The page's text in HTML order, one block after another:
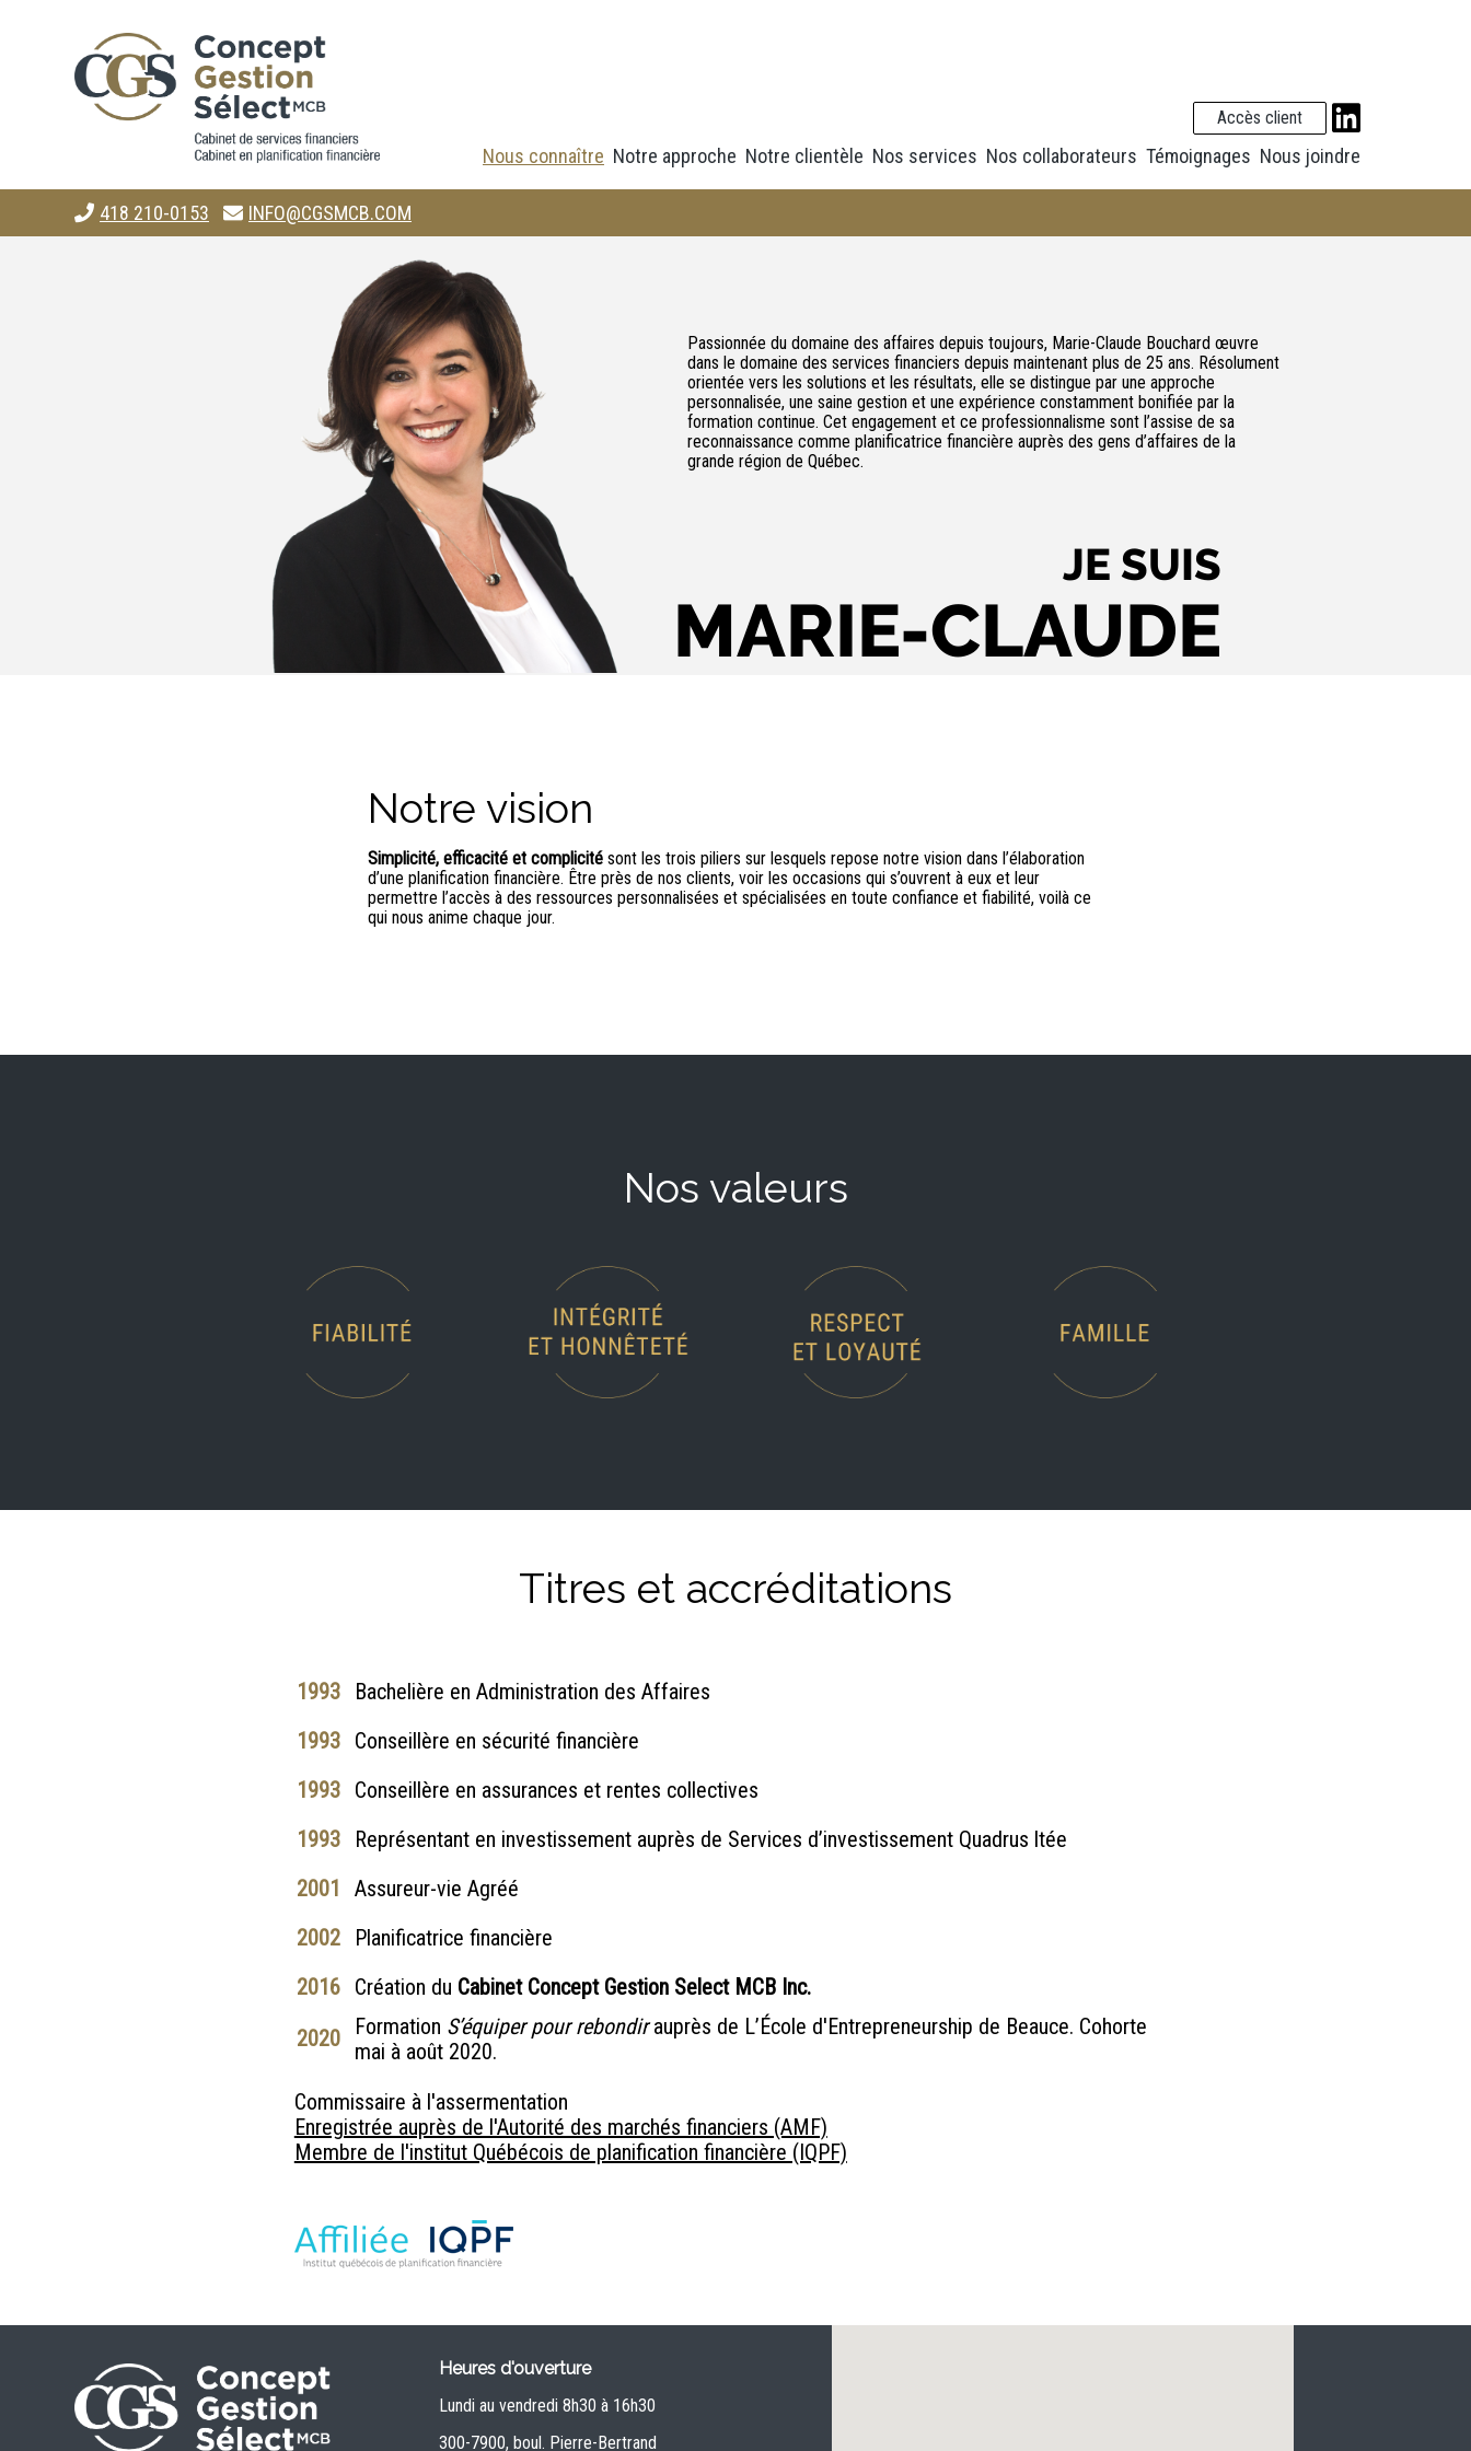
Accès client
Nous connaître Notre approche Notre clientèle Nos services Nos collaborateurs Témoignages Nous joindre
418 210-0153 INFO@CGSMCB.COM
JE SUIS
MARIE-CLAUDE
Passionnée du domaine des affaires depuis toujours, Marie-Claude Bouchard œuvre
dans le domaine des services financiers depuis maintenant plus de 25 ans. Résolument
orientée vers les solutions et les résultats, elle se distingue par une approche
personnalisée, une saine gestion et une expérience constamment bonifiée par la
formation continue. Cet engagement et ce professionnalisme sont l’assise de sa
reconnaissance comme planificatrice financière auprès des gens d’affaires de la
grande région de Québec.
Notre vision
Simplicité, efficacité et complicité sont les trois piliers sur lesquels repose notre vision dans l’élaboration
d’une planification financière. Être près de nos clients, voir les occasions qui s’ouvrent à eux et leur
permettre l’accès à des ressources personnalisées et spécialisées en toute confiance et fiabilité, voilà ce
qui nous anime chaque jour.
Nos valeurs
Titres et accréditations
1993
Bachelière en Administration des Affaires
1993 Conseillère en sécurité financière
1993 Conseillère en assurances et rentes collectives
1993
Représentant en investissement auprès de Services d’investissement Quadrus ltée
2001
Assureur-vie Agréé
2002
Planificatrice financière
2016 Création du Cabinet Concept Gestion Select MCB Inc.
2020
Formation S’équiper pour rebondirauprès de L’École d'Entrepreneurship de Beauce. Cohorte
mai à août 2020.
Commissaire à l'assermentation
Enregistrée auprès de l'Autorité des marchés financiers (AMF)
Membre de l'institut Québécois de planification financière (IQPF)
Heures d'ouverture
Lundi au vendredi 8h30 à 16h30
300-7900, boul. Pierre-Bertrand